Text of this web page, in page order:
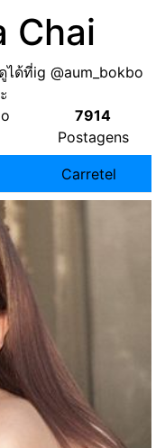
Chai
ด้ที่ig @aum_bokbo
7914
Postagens
Carretel